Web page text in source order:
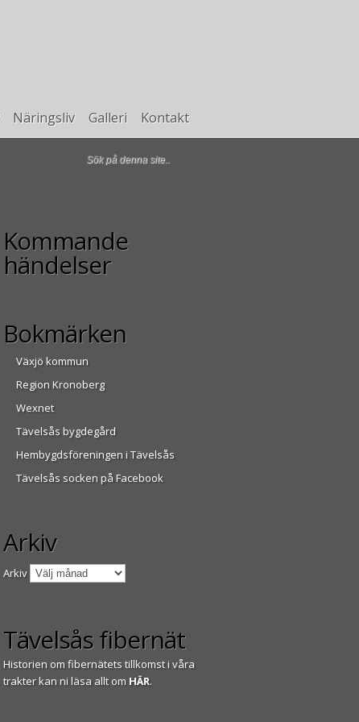
Näringsliv Galleri Kontakt
Kommande
händelser
Bokmärken
Växjö kommun
Region Kronoberg
Wexnet
Tävelsås bygdegård
Hembygdsföreningen i Tävelsås
Tävelsås socken på Facebook
Arkiv
Arkiv
Tävelsås fibernät
Historien om fibernätets tillkomst i våra
trakter kan ni läsa allt om HÄR.